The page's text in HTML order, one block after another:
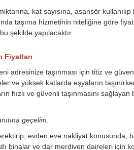
kat sayısına, asansör
taşıma hizmetinin niteliğine göre
şekilde yapılacaktır.
Fiyatları
adresinize taşınması için titiz ve
ve yüksek katlarda eşyaların
hızlı ve güvenli taşınmasını
geçelim.
evden eve nakliyat konusunda,
binalar ve dar merdiven daireleri için